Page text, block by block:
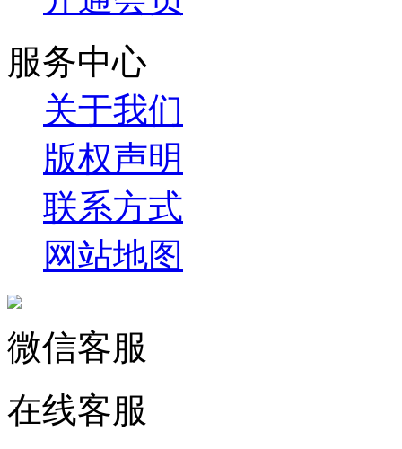
服务中心
关于我们
版权声明
联系方式
网站地图
微信客服
在线客服